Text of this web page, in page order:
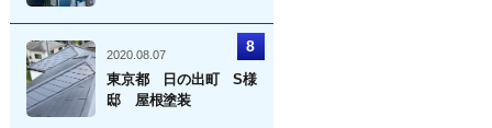
2020.08.07
東京都 日の出町 S様
邸 屋根塗装